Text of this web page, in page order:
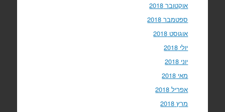
אוקטובר 2018
ספטמבר 2018
אוגוסט 2018
יולי 2018
יוני 2018
מאי 2018
אפריל 2018
מרץ 2018